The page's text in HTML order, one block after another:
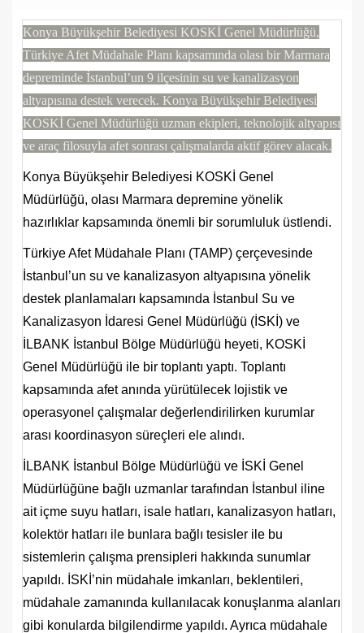
Konya Büyükşehir Belediyesi KOSKİ Genel Müdürlüğü,
Türkiye Afet Müdahale Planı kapsamında olası bir Marmara
depreminde İstanbul’un 9 ilçesinin su ve kanalizasyon
altyapısına destek verecek. Konya Büyükşehir Belediyesi
KOSKİ Genel Müdürlüğü uzman ekipleri, teknolojik altyapısı
ve araç filosuyla afet sonrası çalışmalarda aktif görev alacak.
Konya Büyükşehir Belediyesi KOSKİ Genel
Müdürlüğü, olası Marmara depremine yönelik
hazırlıklar kapsamında önemli bir sorumluluk üstlendi.
Türkiye Afet Müdahale Planı (TAMP) çerçevesinde
İstanbul’un su ve kanalizasyon altyapısına yönelik
destek planlamaları kapsamında İstanbul Su ve
Kanalizasyon İdaresi Genel Müdürlüğü (İSKİ) ve
İLBANK İstanbul Bölge Müdürlüğü heyeti, KOSKİ
Genel Müdürlüğü ile bir toplantı yaptı. Toplantı
kapsamında afet anında yürütülecek lojistik ve
operasyonel çalışmalar değerlendirilirken kurumlar
arası koordinasyon süreçleri ele alındı.
İLBANK İstanbul Bölge Müdürlüğü ve İSKİ Genel
Müdürlüğüne bağlı uzmanlar tarafından İstanbul iline
ait içme suyu hatları, isale hatları, kanalizasyon hatları,
kolektör hatları ile bunlara bağlı tesisler ile bu
sistemlerin çalışma prensipleri hakkında sunumlar
yapıldı. İSKİ’nin müdahale imkanları, beklentileri,
müdahale zamanında kullanılacak konuşlanma alanları
gibi konularda bilgilendirme yapıldı. Ayrıca müdahale